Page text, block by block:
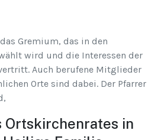
Gremium, das in den
wird und die Interessen der
Auch berufene Mitglieder
Orte sind dabei. Der Pfarrer
Ortskirchenrates in